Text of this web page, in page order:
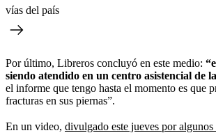
vías del país
Por último, Libreros concluyó en este medio:
siendo atendido en un centro asistencial de
el informe que tengo hasta el momento es que
fracturas en sus piernas”.
En un video, divulgado este jueves por algunos